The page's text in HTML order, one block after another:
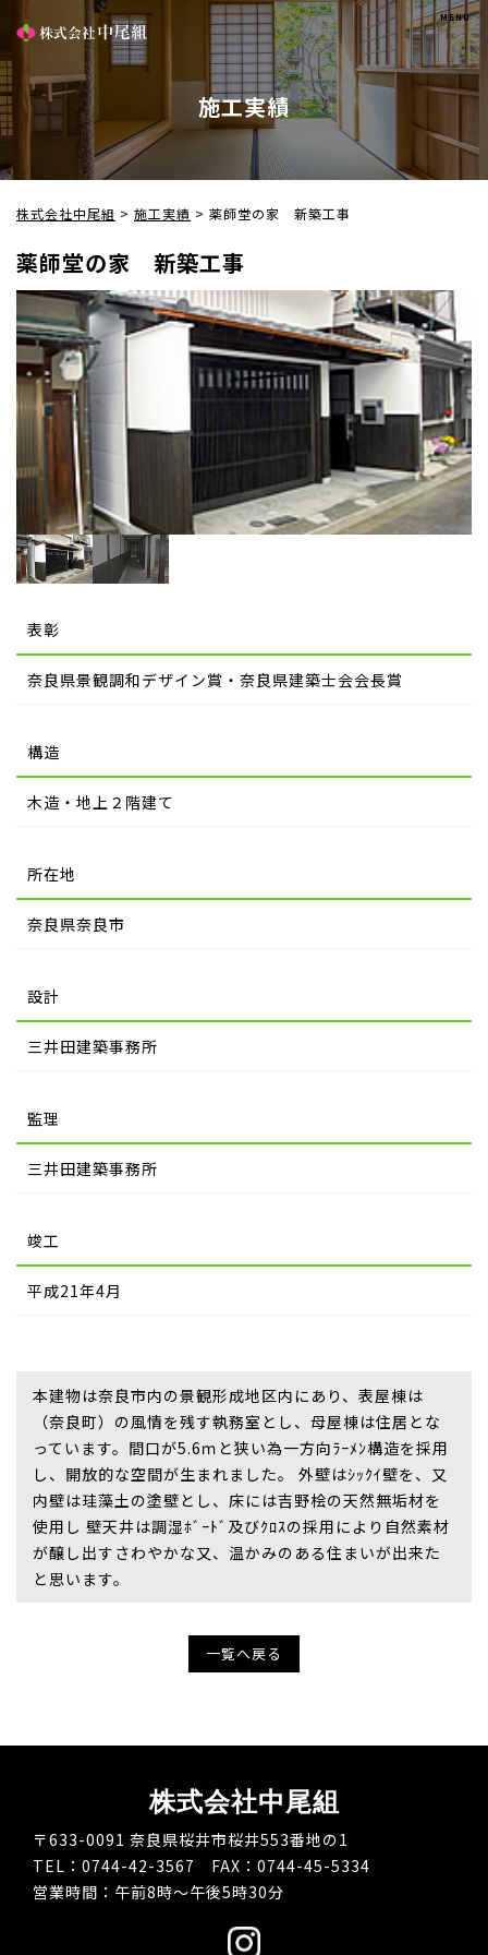
施工実績
株式会社中尾組 > 施工実績 > 薬師堂の家 新築工事
薬師堂の家 新築工事
表彰
奈良県景観調和デザイン賞・奈良県建築士会会長賞
構造
木造・地上２階建て
所在地
奈良県奈良市
設計
三井田建築事務所
監理
三井田建築事務所
竣工
平成21年4月
本建物は奈良市内の景観形成地区内にあり、表屋棟は
（奈良町）の風情を残す執務室とし、母屋棟は住居とな
っています。間口が5.6ｍと狭い為一方向ﾗｰﾒﾝ構造を採用
し、開放的な空間が生まれました。 外壁はｼｯｸｲ壁を、又
内壁は珪藻土の塗壁とし、床には吉野桧の天然無垢材を
使用し 壁天井は調湿ﾎﾞｰﾄﾞ及びｸﾛｽの採用により自然素材
が醸し出すさわやかな又、温かみのある住まいが出来た
と思います。
一覧へ戻る
株式会社中尾組
〒633-0091 奈良県桜井市桜井553番地の1
TEL：0744-42-3567 FAX：0744-45-5334
営業時間：午前8時～午後5時30分